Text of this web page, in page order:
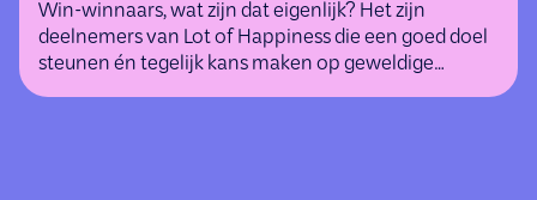
Win-winnaars, wat zijn dat eigenlijk? Het zijn
deelnemers van Lot of Happiness die een goed doel
steunen én tegelijk kans maken op geweldige
(geld)prijzen.